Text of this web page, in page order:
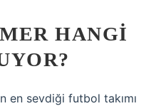
HANGI
en sevdiği futbol takımı